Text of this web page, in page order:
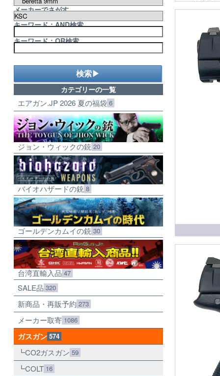
メーカーでさがす
キーワード：AND検索
キーワード：OR検索
検索▶
カテゴリーの一覧
エアガン.JP 2026 夏の福袋 6
ジョン・ウィックの銃 20
バイオハザードの銃 8
ゴールデンカムイの銃 30
台湾直輸入品 47
SALE品 320
新商品・再販予約 273
メーカー取寄 1086
ガスガン 574
CO2ガスガン 59
COLT 16